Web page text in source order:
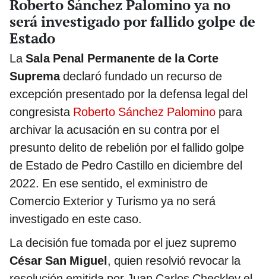
Roberto Sánchez Palomino ya no
será investigado por fallido golpe de
Estado
LaSala Penal Permanente de la Corte
Supremadeclaró fundado un recurso de
excepción presentado por la defensa legal del
congresista Roberto Sánchez Palomino para
archivar la acusación en su contra por el
presunto delito de rebelión por el fallido golpe
de Estado de Pedro Castillo en diciembre del
2022. En ese sentido, el exministro de
Comercio Exterior y Turismo ya no será
investigado en este caso.
La decisión fue tomada por el juez supremo
César San Miguel, quien resolvió revocar la